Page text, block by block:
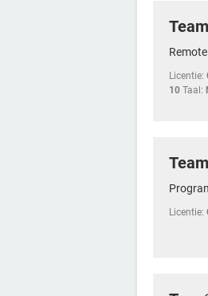
Licentie:
10 Taal:
Licentie: